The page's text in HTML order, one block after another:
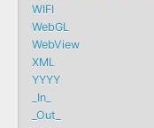
WIFI
WebGL
WebView
XML
YYYY
_In_
_Out_